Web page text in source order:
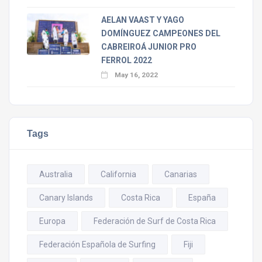
AELAN VAAST Y YAGO
DOMÍNGUEZ CAMPEONES DEL
CABREIROÁ JUNIOR PRO
FERROL 2022
May 16, 2022
Tags
Australia California Canarias
Canary Islands Costa Rica España
Europa Federación de Surf de Costa Rica
Federación Española de Surfing Fiji